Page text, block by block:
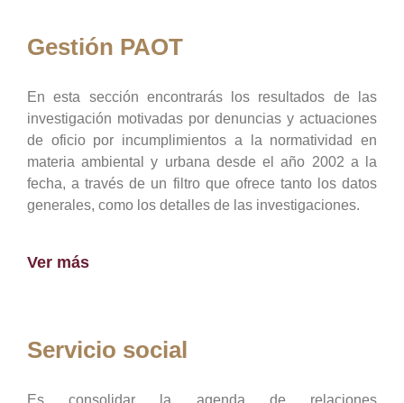
Gestión PAOT
En esta sección encontrarás los resultados de las
investigación motivadas por denuncias y actuaciones
de oficio por incumplimientos a la normatividad en
materia ambiental y urbana desde el año 2002 a la
fecha, a través de un filtro que ofrece tanto los datos
generales, como los detalles de las investigaciones.
Ver más
Servicio social
Es consolidar la agenda de relaciones